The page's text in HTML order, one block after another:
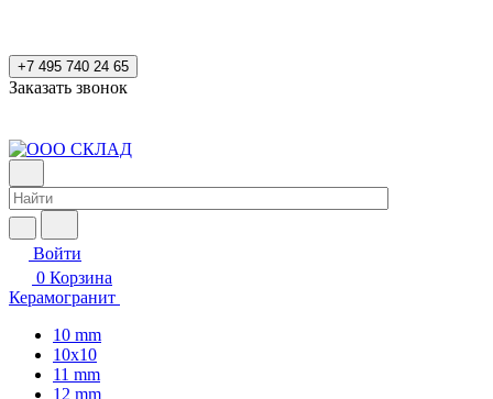
+7 495 740 24 65
Заказать звонок
Войти
0 Корзина
Керамогранит
10 mm
10x10
11 mm
12 mm